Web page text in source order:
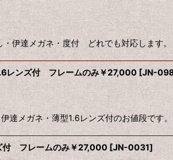
達メガネ・度付 どれでも対応します。
ンズ付 フレームのみ￥27,000 [JN-
メガネ・薄型1.6レンズ付のお値段です
フレームのみ￥27,000 [JN-0031]